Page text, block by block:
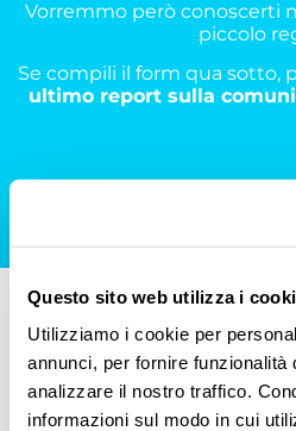
Questo sito web utilizza i
Utilizziamo i cookie per
annunci, per fornire funzionalità
analizzare il nostro traffico.
informazioni sul modo in cui
Vorremmo però conoscerti
piccolo
Se compili il form qua sotto,
ultimo report sulla